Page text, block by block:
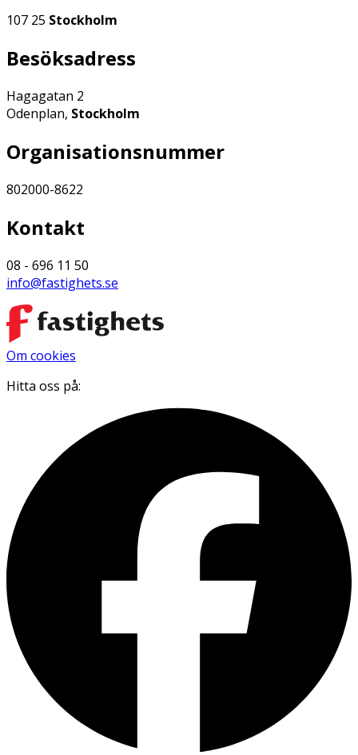
107 25 Stockholm
Besöksadress
Hagagatan 2
Odenplan, Stockholm
Organisationsnummer
802000-8622
Kontakt
08 - 696 11 50
info@fastighets.se
Om cookies
Hitta oss på: